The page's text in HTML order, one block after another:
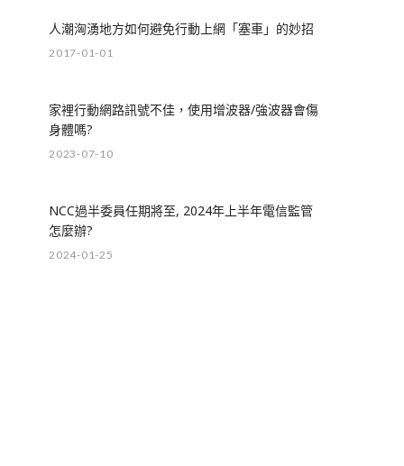
人潮洶湧地方如何避免行動上網「塞車」的妙招
2017-01-01
家裡行動網路訊號不佳，使用增波器/強波器會傷
身體嗎?
2023-07-10
NCC過半委員任期將至, 2024年上半年電信監管
怎麼辦?
2024-01-25